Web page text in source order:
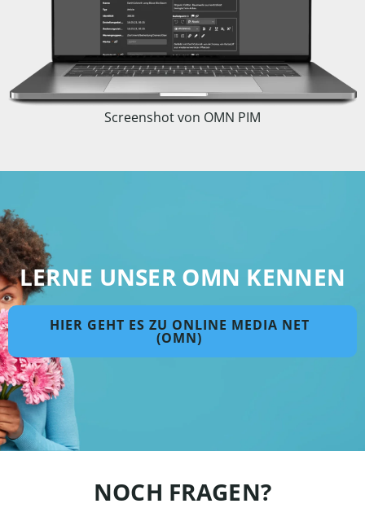
Screenshot von OMN PIM
LERNE UNSER OMN KENNEN
HIER GEHT ES ZU ONLINE MEDIA NET
(OMN)
NOCH FRAGEN?